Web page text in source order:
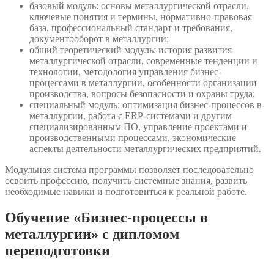
базовый модуль: основы металлургической отрасли,
ключевые понятия и термины, нормативно-правовая
база, профессиональный стандарт и требования,
документооборот в металлургии;
общий теоретический модуль: история развития
металлургической отрасли, современные тенденции и
технологии, методология управления бизнес-
процессами в металлургии, особенности организации
производства, вопросы безопасности и охраны труда;
специальный модуль: оптимизация бизнес-процессов в
металлургии, работа с ERP-системами и другим
специализированным ПО, управление проектами и
производственными процессами, экономические
аспекты деятельности металлургических предприятий.
Модульная система программы позволяет последовательно
освоить профессию, получить системные знания, развить
необходимые навыки и подготовиться к реальной работе.
Обучение «Бизнес-процессы в
металлургии» с дипломом
переподготовки